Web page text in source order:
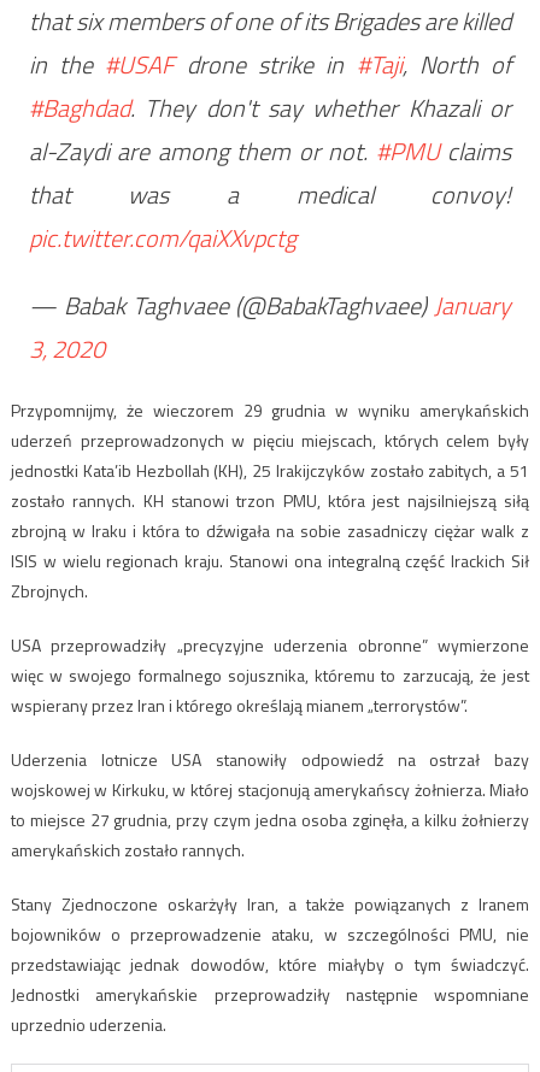
that six members of one of its Brigades are killed
in the #USAFdrone strike in #Taji, North of
#Baghdad. They don't say whether Khazali or
al-Zaydi are among them or not. #PMUclaims
that was a medical convoy!
pic.twitter.com/qaiXXvpctg
— Babak Taghvaee (@BabakTaghvaee)January
3, 2020
Przypomnijmy, że wieczorem 29 grudnia w wyniku amerykańskich
uderzeń przeprowadzonych w pięciu miejscach, których celem były
jednostki Kata’ib Hezbollah (KH), 25 Irakijczyków zostało zabitych, a 51
zostało rannych. KH stanowi trzon PMU, która jest najsilniejszą siłą
zbrojną w Iraku i która to dźwigała na sobie zasadniczy ciężar walk z
ISIS w wielu regionach kraju. Stanowi ona integralną część Irackich Sił
Zbrojnych.
USA przeprowadziły „precyzyjne uderzenia obronne” wymierzone
więc w swojego formalnego sojusznika, któremu to zarzucają, że jest
wspierany przez Iran i którego określają mianem „terrorystów”.
Uderzenia lotnicze USA stanowiły odpowiedź na ostrzał bazy
wojskowej w Kirkuku, w której stacjonują amerykańscy żołnierza. Miało
to miejsce 27 grudnia, przy czym jedna osoba zginęła, a kilku żołnierzy
amerykańskich zostało rannych.
Stany Zjednoczone oskarżyły Iran, a także powiązanych z Iranem
bojowników o przeprowadzenie ataku, w szczególności PMU, nie
przedstawiając jednak dowodów, które miałyby o tym świadczyć.
Jednostki amerykańskie przeprowadziły następnie wspomniane
uprzednio uderzenia.